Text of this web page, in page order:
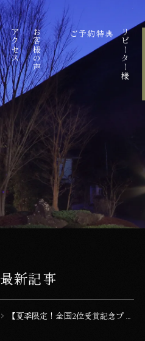
アクセス お客様の声 ご予約特典 リピーター様
最新記事
【夏季限定！全国2位受賞記念プラ